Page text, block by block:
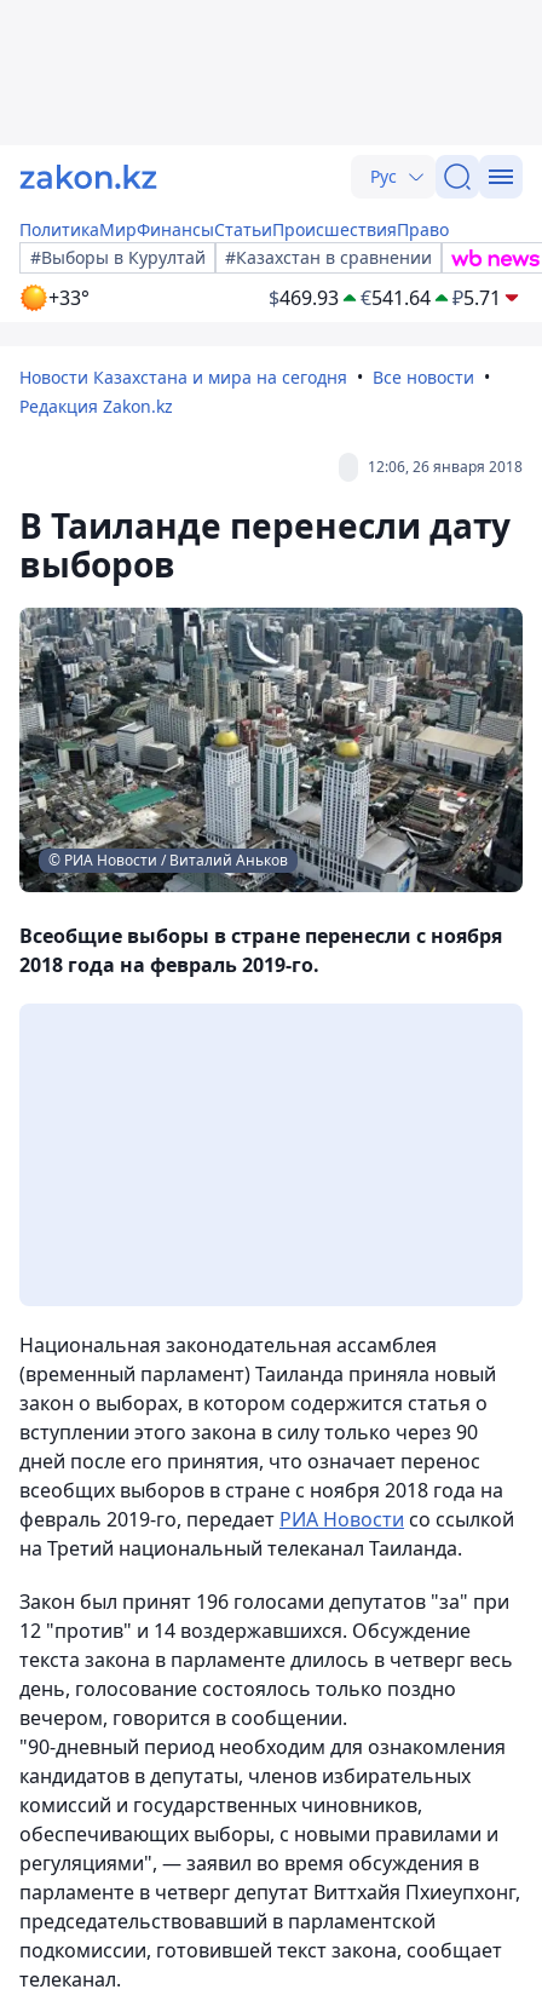
Рус
ПолитикаМирФинансыСтатьиПроисшествияПраво
#Выборы в Курултай
#Казахстан в сравнении
+33° $469.93 €541.64 ₽5.71
Новости Казахстана и мира на сегодня
Все новости
Редакция Zakon.kz
12:06, 26 января 2018
В Таиланде перенесли дату
выборов
© РИА Новости / Виталий Аньков
Всеобщие выборы в стране перенесли с ноября
2018 года на февраль 2019-го.
Национальная законодательная ассамблея
(временный парламент) Таиланда приняла новый
закон о выборах, в котором содержится статья о
вступлении этого закона в силу только через 90
дней после его принятия, что означает перенос
всеобщих выборов в стране с ноября 2018 года на
февраль 2019-го, передает РИА Новости со ссылкой
на Третий национальный телеканал Таиланда.
Закон был принят 196 голосами депутатов "за" при
12 "против" и 14 воздержавшихся. Обсуждение
текста закона в парламенте длилось в четверг весь
день, голосование состоялось только поздно
вечером, говорится в сообщении.
"90-дневный период необходим для ознакомления
кандидатов в депутаты, членов избирательных
комиссий и государственных чиновников,
обеспечивающих выборы, с новыми правилами и
регуляциями", — заявил во время обсуждения в
парламенте в четверг депутат Виттхайя Пхиеупхонг,
председательствовавший в парламентской
подкомиссии, готовившей текст закона, сообщает
телеканал.